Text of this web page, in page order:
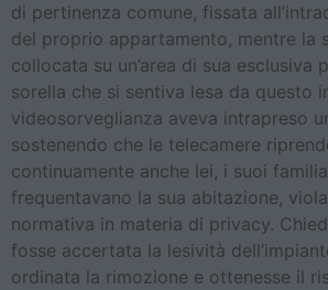
di pertinenza comune, fissata
del proprio appartamento, mentre la
collocata su un’area di sua esclusiva
sorella che si sentiva lesa da questo
videosorveglianza aveva intrapreso
sostenendo che le telecamere
continuamente anche lei, i suoi
frequentavano la sua abitazione,
normativa in materia di privacy.
fosse accertata la lesività
ordinata la rimozione e ottenesse il